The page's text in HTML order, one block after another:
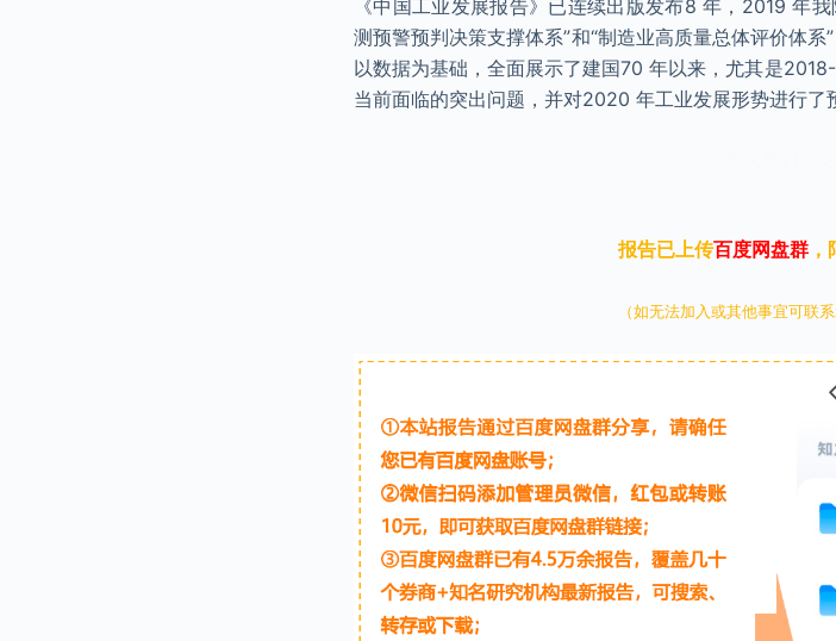
《中国工业发展报告》已连续出版发布8 年，2019 年
测预警预判决策支撑体系”和“制造业高质量总体评价体
以数据为基础，全面展示了建国70 年以来，尤其是
当前面临的突出问题，并对2020 年工业发展形势进行了
报告已上传百度网盘群
（如无法加入或其他事宜可联